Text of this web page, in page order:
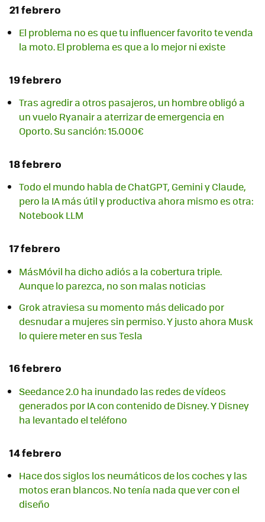
21 febrero
El problema no es que tu influencer favorito te venda
la moto. El problema es que a lo mejor ni existe
19 febrero
Tras agredir a otros pasajeros, un hombre obligó a
un vuelo Ryanair a aterrizar de emergencia en
Oporto. Su sanción: 15.000€
18 febrero
Todo el mundo habla de ChatGPT, Gemini y Claude,
pero la IA más útil y productiva ahora mismo es otra:
Notebook LLM
17 febrero
MásMóvil ha dicho adiós a la cobertura triple.
Aunque lo parezca, no son malas noticias
Grok atraviesa su momento más delicado por
desnudar a mujeres sin permiso. Y justo ahora Musk
lo quiere meter en sus Tesla
16 febrero
Seedance 2.0 ha inundado las redes de vídeos
generados por IA con contenido de Disney. Y Disney
ha levantado el teléfono
14 febrero
Hace dos siglos los neumáticos de los coches y las
motos eran blancos. No tenía nada que ver con el
diseño